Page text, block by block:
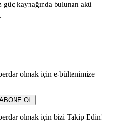
kaynağında bulunan akü
olmak için e-bültenimize
ABONE OL
olmak için bizi Takip Edin!